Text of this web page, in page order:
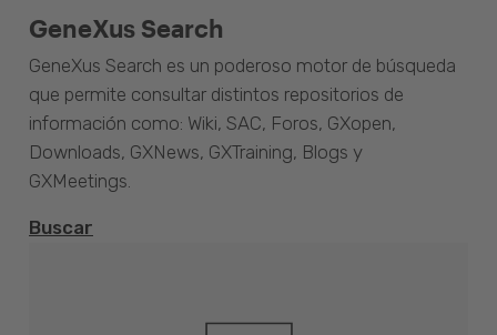
GeneXus Search
GeneXus Search es un poderoso motor de búsqueda
que permite consultar distintos repositorios de
información como: Wiki, SAC, Foros, GXopen,
Downloads, GXNews, GXTraining, Blogs y
GXMeetings.
Buscar